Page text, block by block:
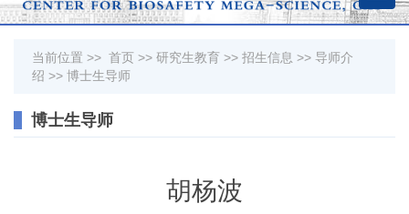
当前位置 >> 首页 >> 研究生教育 >> 招生信息 >> 导师介
绍 >> 博士生导师
博士生导师
胡杨波